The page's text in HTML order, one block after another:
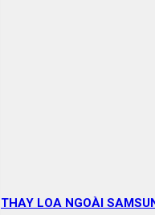
THAY LOA NGOÀI